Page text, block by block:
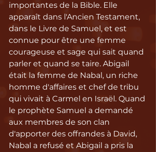
importantes de la Bible. Elle
apparaît dans l'Ancien Testament,
dans le Livre de Samuel, et est
connue pour être une femme
courageuse et sage qui sait quand
parler et quand se taire. Abigail
était la femme de Nabal, un riche
homme d'affaires et chef de tribu
qui vivait à Carmel en Israël. Quand
le prophète Samuel a demandé
aux membres de son clan
d'apporter des offrandes à David,
Nabal a refusé et Abigail a pris la